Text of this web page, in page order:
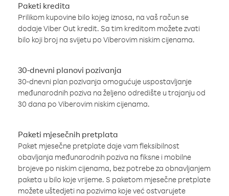
Paketi kredita
Prilikom kupovine bilo kojeg iznosa, na vaš račun se
dodaje Viber Out kredit. Sa tim kreditom možete zvati
bilo koji broj na svijetu po Viberovim niskim cijenama.
30-dnevni planovi pozivanja
30-dnevni plan pozivanja omogućuje uspostavljanje
međunarodnih poziva na željeno odredište u trajanju od
30 dana po Viberovim niskim cijenama.
Paketi mjesečnih pretplata
Paket mjesečne pretplate daje vam fleksibilnost
obavljanja međunarodnih poziva na fiksne i mobilne
brojeve po niskim cijenama, bez potrebe za obnavljanjem
paketa u bilo koje vrijeme. S paketom mjesečne pretplate
možete uštedjeti na pozivima koje već ostvarujete